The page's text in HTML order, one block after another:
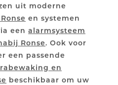
uit moderne
en systemen
een alarmsysteem
Ronse. Ook voor
een passende
en
beschikbaar om uw